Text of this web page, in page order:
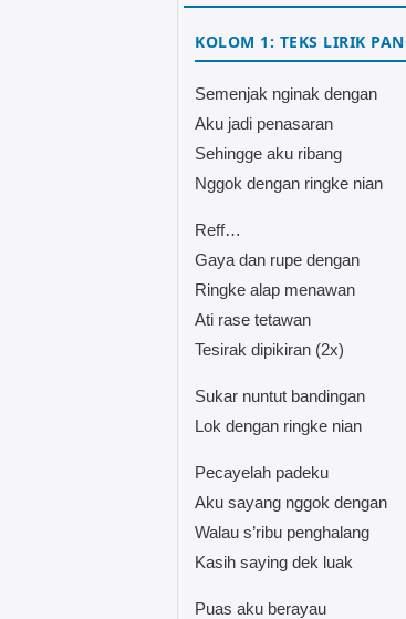
KOLOM 1: TEKS LIRIK
Semenjak nginak dengan
Aku jadi penasaran
Sehingge aku ribang
Nggok dengan ringke nian
Reff…
Gaya dan rupe dengan
Ringke alap menawan
Ati rase tetawan
Tesirak dipikiran (2x)
Sukar nuntut bandingan
Lok dengan ringke nian
Pecayelah padeku
Aku sayang nggok dengan
Walau s’ribu penghalang
Kasih saying dek luak
Puas aku berayau